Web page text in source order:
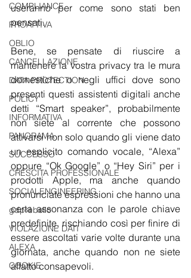
COMPLIANCE
PROATTIVA
OBLIO
CANCELLAZIONE
DATA PROTECTION
POLICY
INFORMATIVA
PANORAMA
SUCCESSO
CRESCITA PROFESSIONALE
SOCIALENGINEERING
gdprèbello
VIOLAZIONE DATI
ALEXA
COOKIE
useranno per come sono stati ben
pensati.
Bene, se pensate di riuscire a
mantenere la vostra privacy tra le mura
domestiche o negli uffici dove sono
presenti questi assistenti digitali anche
detti “Smart speaker”, probabilmente
non siete al corrente che possono
attivarsi non solo quando gli viene dato
un esplicito comando vocale, “Alexa”
oppure “Ok Google” o “Hey Siri” per i
prodotti Apple, ma anche quando
pronunciate espressioni che hanno una
certa assonanza con le parole chiave
predefinite, rischiando così per finire di
essere ascoltati varie volte durante una
giornata, anche quando non ne siete
affatto consapevoli.